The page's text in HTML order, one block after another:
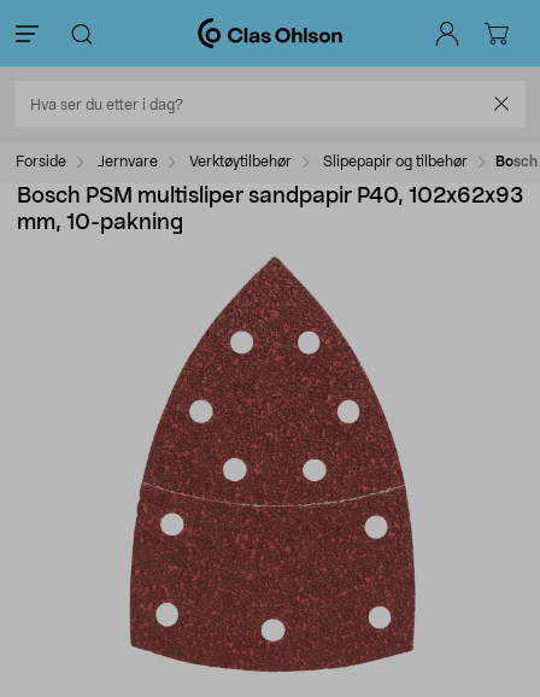
Forside Jernvare Verktøytilbehør Slipepapir og tilbehør
Bosch PSM multisliper sandpapir P40, 102x62x93
mm, 10-pakning